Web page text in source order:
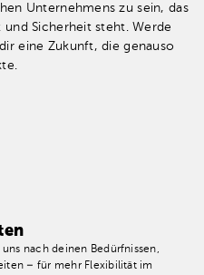
Unternehmens zu sein, das
Sicherheit steht. Werde
eine Zukunft, die genauso
nach deinen Bedürfnissen,
– für mehr Flexibilität im